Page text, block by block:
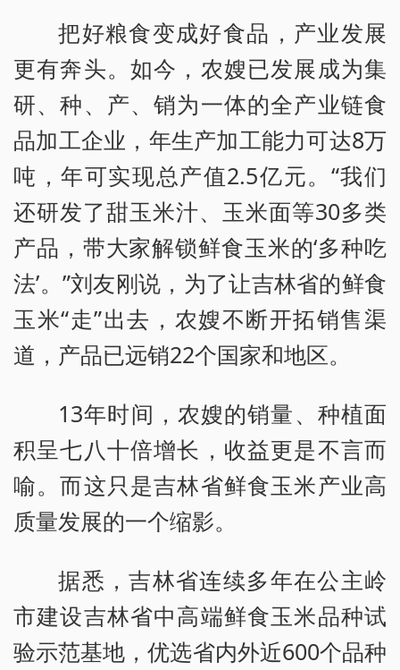
把好粮食变成好食品，产业发展
更有奔头。如今，农嫂已发展成为集
研、种、产、销为一体的全产业链食
品加工企业，年生产加工能力可达8万
吨，年可实现总产值2.5亿元。“我们
还研发了甜玉米汁、玉米面等30多类
产品，带大家解锁鲜食玉米的‘多种吃
法’。”刘友刚说，为了让吉林省的鲜食
玉米“走”出去，农嫂不断开拓销售渠
道，产品已远销22个国家和地区。
13年时间，农嫂的销量、种植面
积呈七八十倍增长，收益更是不言而
喻。而这只是吉林省鲜食玉米产业高
质量发展的一个缩影。
据悉，吉林省连续多年在公主岭
市建设吉林省中高端鲜食玉米品种试
验示范基地，优选省内外近600个品种